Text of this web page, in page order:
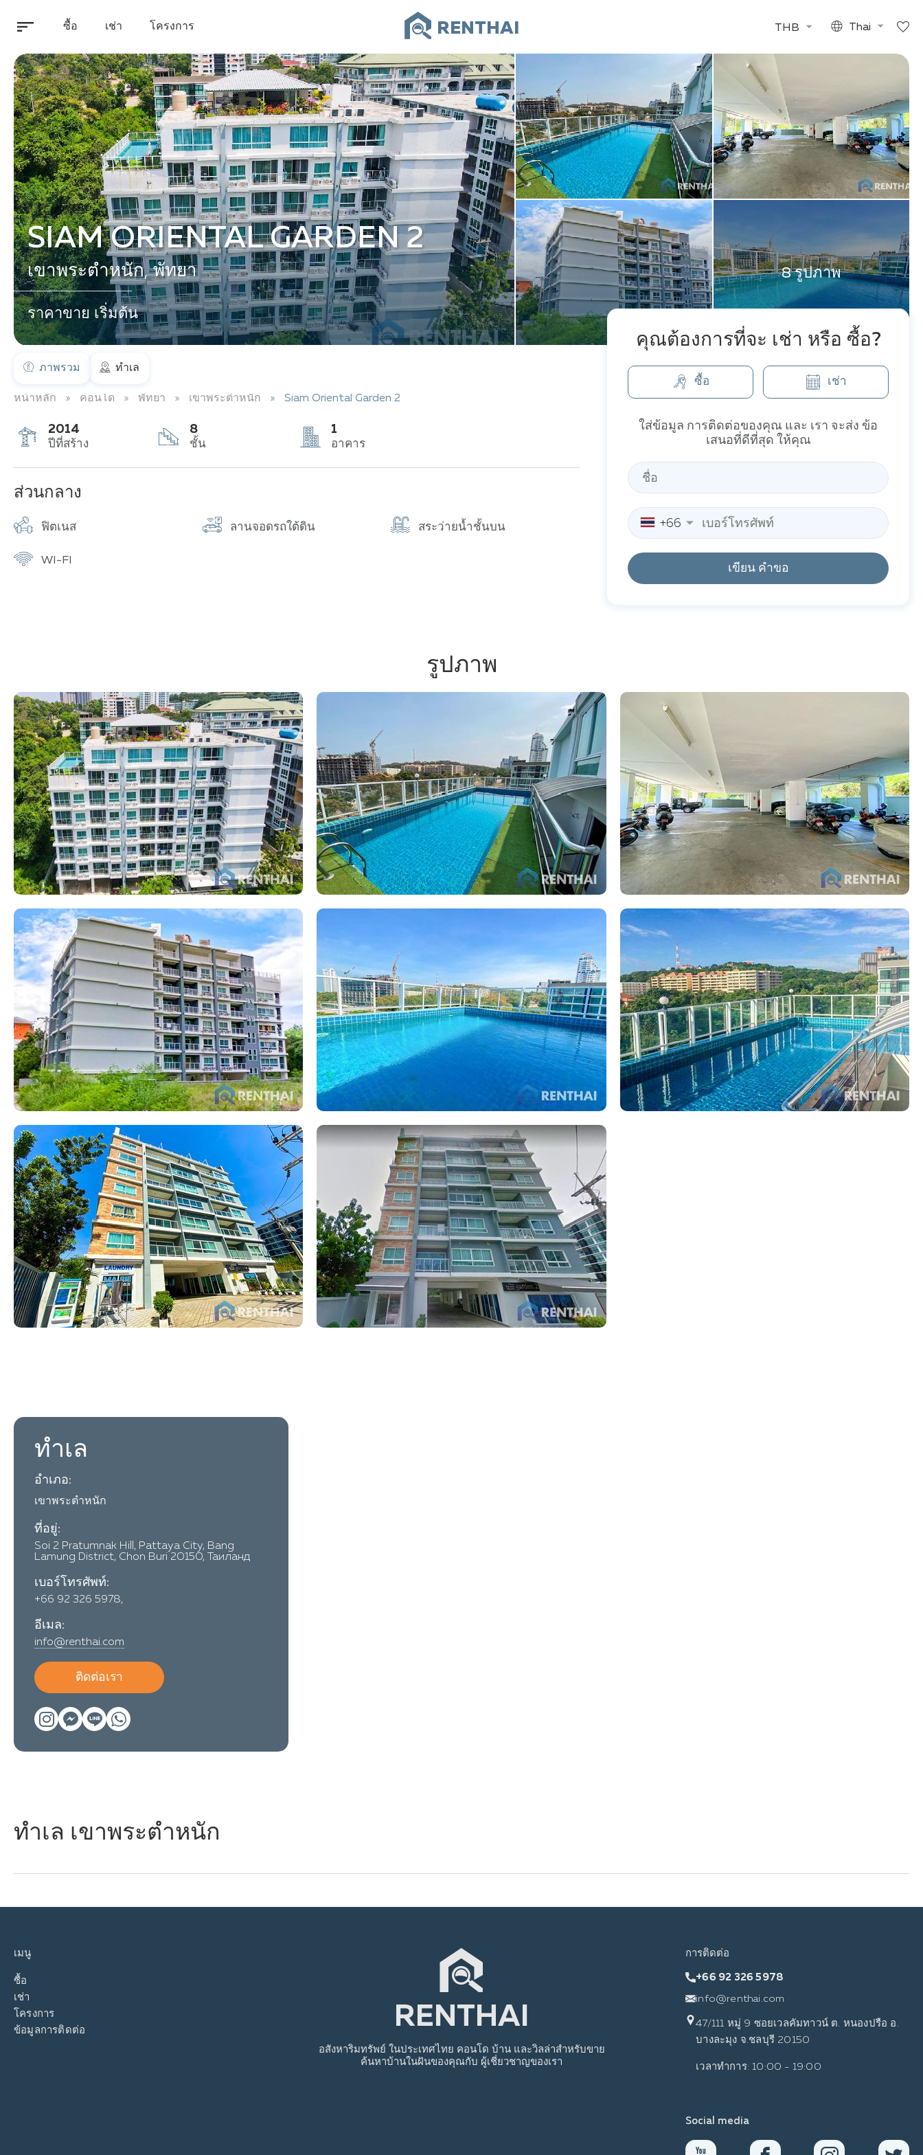
ซื้อ เช่า โครงการ RENTHAI THB Thai
8 รูปภาพ
SIAM ORIENTAL GARDEN 2
เขาพระตำหนัก, พัทยา
ราคาขาย เริ่มต้น
ภาพรวม ทำเล
หน้าหลัก คอนโด พัทยา เขาพระตำหนัก Siam Oriental Garden 2
2014
ปีที่สร้าง
8
ชั้น
1
อาคาร
ส่วนกลาง
ฟิตเนส ลานจอดรถใต้ดิน สระว่ายน้ำชั้นบน
WI-FI
คุณต้องการที่จะ เช่า หรือ ซื้อ?
ซื้อ เช่า
ใส่ข้อมูล การติดต่อของคุณ และ เรา จะส่ง ข้อ
เสนอที่ดีที่สุด ให้คุณ
+66
เขียน คำขอ
รูปภาพ
ทำเล
อำเภอ:
เขาพระตำหนัก
ที่อยู่:
Soi 2 Pratumnak Hill, Pattaya City, Bang
Lamung District, Chon Buri 20150, Таиланд
เบอร์โทรศัพท์:
+66 92 326 5978,
อีเมล:
info@renthai.com
ติดต่อเรา
ทำเล เขาพระตำหนัก
เมนู
ซื้อ
เช่า
โครงการ
ข้อมูลการติดต่อ
RENTHAI
อสังหาริมทรัพย์ ในประเทศไทย คอนโด บ้าน และวิลล่าสำหรับขาย
ค้นหาบ้านในฝันของคุณกับ ผู้เชี่ยวชาญของเรา
การติดต่อ
+66 92 326 5978
info@renthai.com
47/111 หมู่ 9 ซอยเวลคัมทาวน์ ต. หนองปรือ อ.
บางละมุง จ.ชลบุรี 20150
เวลาทำการ: 10:00 - 19:00
Social media